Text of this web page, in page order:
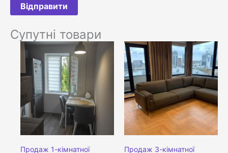
Супутні товари
Продаж 1-кімнатної
Продаж 3-кімнатної